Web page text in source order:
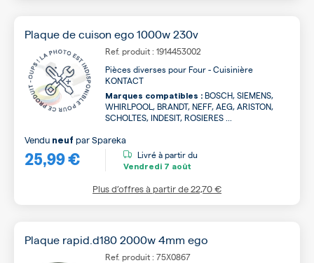
Plaque de cuison ego 1000w 230v
Ref. produit : 1914453002
Pièces diverses pour Four - Cuisinière
KONTACT
Marques compatibles : BOSCH, SIEMENS,
WHIRLPOOL, BRANDT, NEFF, AEG, ARISTON,
SCHOLTES, INDESIT, ROSIERES ...
25,99 €
Vendu neuf parSpareka
Livré à partir du
Vendredi 7 août
Plus d’offres à partir de22,70 €
Plaque rapid.d180 2000w 4mm ego
Ref. produit : 75X0867